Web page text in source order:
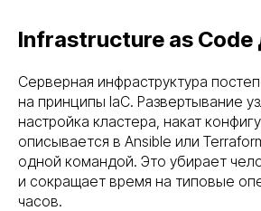
Infrastructure as Code
Серверная инфраструктура
на принципы IaC. Развертывание
настройка кластера, накат
описывается в Ansible или
одной командой. Это убирает
и сокращает время на типовые
часов.